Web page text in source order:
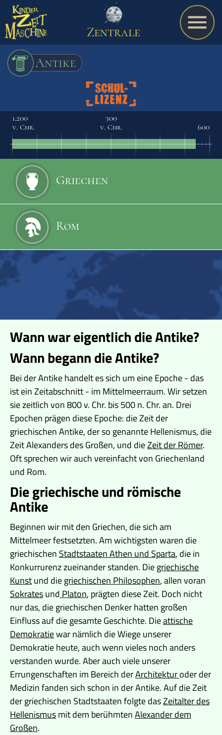
A bis Z
Schulmaterialien
Zentrale
Antike
1,200
v. Chr.
300
v. Chr.
600
Griechen
Rom
Wann war eigentlich die Antike?
Wann begann die Antike?
Bei der Antike handelt es sich um eine Epoche - das
ist ein Zeitabschnitt - im Mittelmeerraum. Wir setzen
sie zeitlich von 800 v. Chr. bis 500 n. Chr. an. Drei
Epochen prägen diese Epoche: die Zeit der
griechischen Antike, der so genannte Hellenismus, die
Zeit Alexanders des Großen, und dieZeit der Römer.
Oft sprechen wir auch vereinfacht von Griechenland
und Rom.
Die griechische und römische
Antike
Beginnen wir mit den Griechen, die sich am
Mittelmeer festsetzten. Am wichtigsten waren die
griechischen Stadtstaaten Athen und Sparta, die in
Konkurrurenz zueinander standen. Diegriechische
Kunstund diegriechischen Philosophen, allen voran
Sokratesund Platon, prägten diese Zeit. Doch nicht
nur das, die griechischen Denker hatten großen
Einfluss auf die gesamte Geschichte. Dieattische
Demokratiewar nämlich die Wiege unserer
Demokratie heute, auch wenn vieles noch anders
verstanden wurde. Aber auch viele unserer
Errungenschaften im Bereich derArchitekturoder der
Medizin fanden sich schon in der Antike. Auf die Zeit
der griechischen Stadtstaaten folgte dasZeitalter des
Hellenismusmit dem berühmtenAlexander dem
Großen.